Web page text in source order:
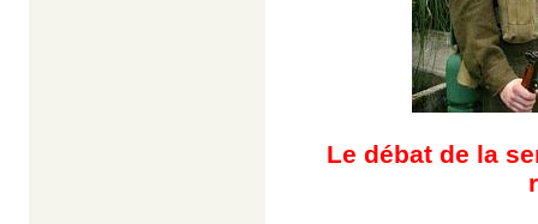
Le débat de la